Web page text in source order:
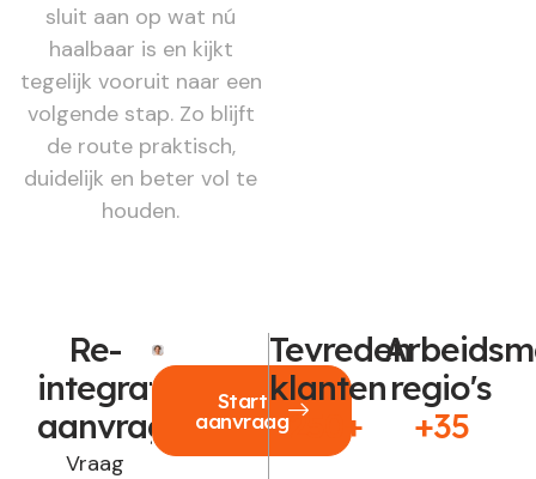
sluit aan op wat nú
haalbaar is en kijkt
tegelijk vooruit naar een
volgende stap. Zo blijft
de route praktisch,
duidelijk en beter vol te
houden.
Re-
integratie
aanvragen?
Vraag
Start
aanvraag
Tevreden
klanten
250+
regio's
+35